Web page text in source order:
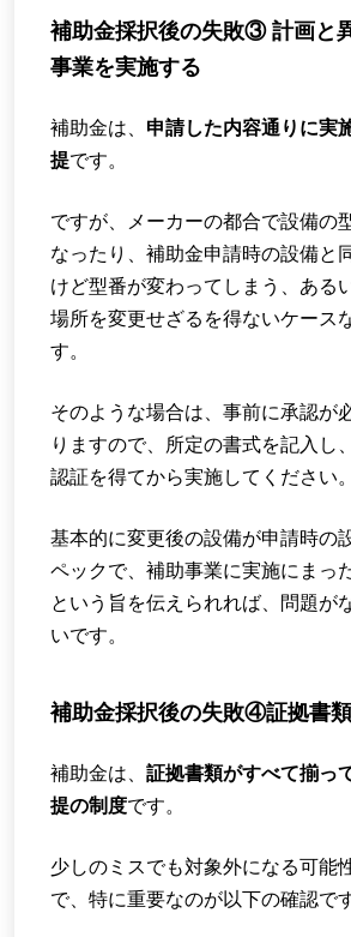
補助金採択後の失敗③ 計画と
事業を実施する
補助金は、 申請した内容通りに実
提です。
ですが、メーカーの都合で設備の
なったり、補助金申請時の設備と
けど型番が変わってしまう、ある
場所を変更せざるを得ないケース
す。
そのような場合は、事前に承認が
りますので、所定の書式を記入し
認証を得てから実施してください。
基本的に変更後の設備が申請時の
ペックで、補助事業に実施にまっ
という旨を伝えられれば、問題が
いです。
補助金採択後の失敗④証拠書
補助金は、 証拠書類がすべて揃っ
提の制度です。
少しのミスでも対象外になる可能
で、特に重要なのが以下の確認です